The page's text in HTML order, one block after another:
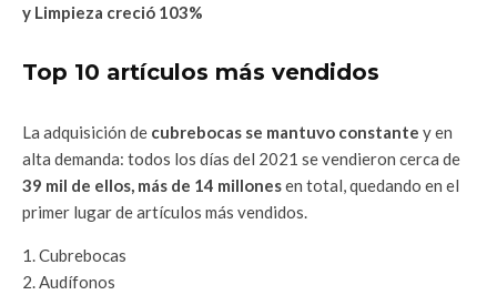
y Limpieza creció 103%
Top 10 artículos más vendidos
La adquisición de cubrebocas se mantuvo constante y en
alta demanda: todos los días del 2021 se vendieron cerca de
39 mil de ellos, más de 14 millonesen total, quedando en el
primer lugar de artículos más vendidos.
Cubrebocas
Audífonos